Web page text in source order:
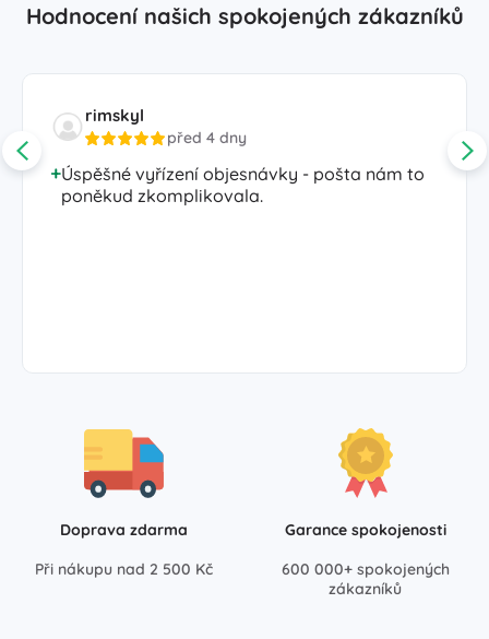
Hodnocení našich spokojených zákazníků
rimskyl
před 4 dny
Úspěšné vyřízení objesnávky - pošta nám to
poněkud zkomplikovala.
Doprava zdarma
Při nákupu nad 2 500 Kč
Garance spokojenosti
600 000+ spokojených
zákazníků